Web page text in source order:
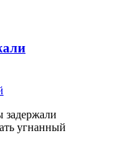
задержали
угнанный